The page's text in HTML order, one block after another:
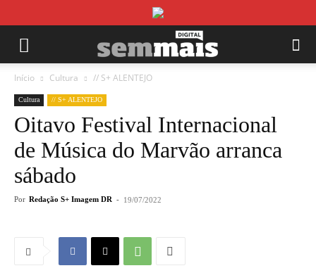
Início Cultura // S+ ALENTEJO
Cultura // S+ ALENTEJO
Oitavo Festival Internacional
de Música do Marvão arranca
sábado
Por Redação S+ Imagem DR - 19/07/2022